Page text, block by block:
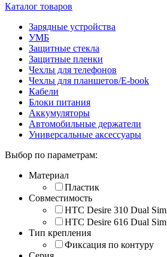
Каталог товаров
Зарядные устройства
УМБ
Защитные стекла
Защитные пленки
Чехлы для телефонов
Чехлы для планшетов/E-book
Кабели
Блоки питания
Аккумуляторы
Автомобильные держатели
Универсальные аксессуары
Выбор по параметрам:
Материал
Пластик
Совместимость
HTC Desire 310 Dual Sim
HTC Desire 616 Dual Sim
Тип крепления
Фиксация по контуру